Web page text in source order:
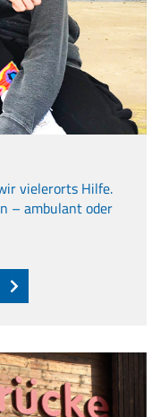
vielerorts Hilfe.
– ambulant oder